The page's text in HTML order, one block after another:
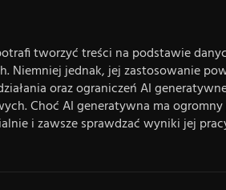
tworzyć treści na podstawie
Niemniej jednak, jej zastosowanie
oraz ograniczeń AI
Choć AI generatywna ma
i zawsze sprawdzać wyniki jej